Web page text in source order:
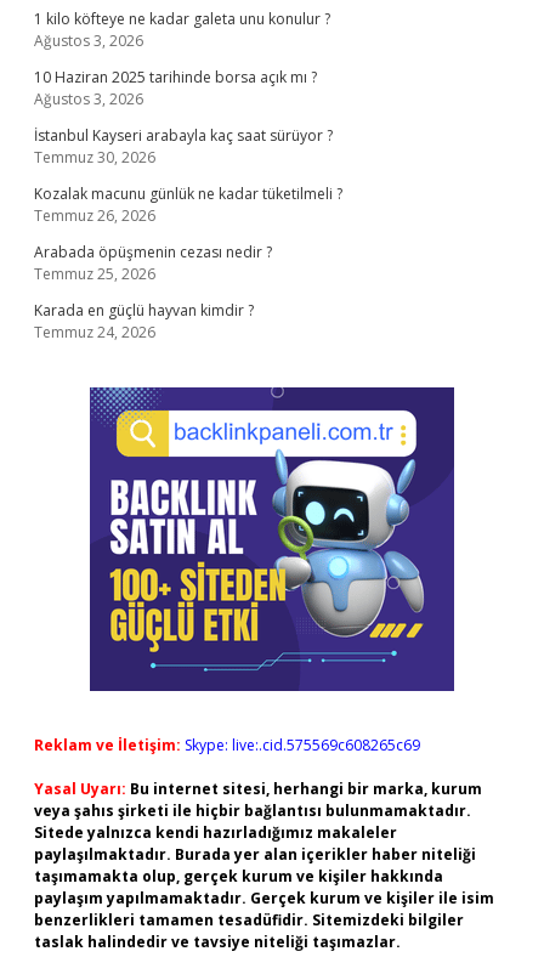
1 kilo köfteye ne kadar galeta unu konulur ?
Ağustos 3, 2026
10 Haziran 2025 tarihinde borsa açık mı ?
Ağustos 3, 2026
İstanbul Kayseri arabayla kaç saat sürüyor ?
Temmuz 30, 2026
Kozalak macunu günlük ne kadar tüketilmeli ?
Temmuz 26, 2026
Arabada öpüşmenin cezası nedir ?
Temmuz 25, 2026
Karada en güçlü hayvan kimdir ?
Temmuz 24, 2026
Reklam ve İletişim: Skype: live:.cid.575569c608265c69
Yasal Uyarı: Bu internet sitesi, herhangi bir marka, kurum
veya şahıs şirketi ile hiçbir bağlantısı bulunmamaktadır.
Sitede yalnızca kendi hazırladığımız makaleler
paylaşılmaktadır. Burada yer alan içerikler haber niteliği
taşımamakta olup, gerçek kurum ve kişiler hakkında
paylaşım yapılmamaktadır. Gerçek kurum ve kişiler ile isim
benzerlikleri tamamen tesadüfidir. Sitemizdeki bilgiler
taslak halindedir ve tavsiye niteliği taşımazlar.